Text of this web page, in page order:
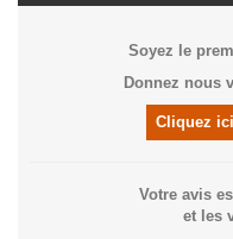
Soyez le
Donnez nous
Cliquez
Votre avis
et les